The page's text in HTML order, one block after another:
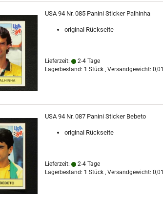
USA 94 Nr. 085 Panini Sticker Palhinha
original Rückseite
Lieferzeit:
2-4 Tage
Lagerbestand: 1 Stück , Versandgewicht: 0,01
USA 94 Nr. 087 Panini Sticker Bebeto
original Rückseite
Lieferzeit:
2-4 Tage
Lagerbestand: 1 Stück , Versandgewicht: 0,01